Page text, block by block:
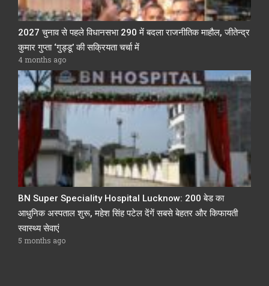
2027 चुनाव से पहले विधानसभा 290 में बदला राजनीतिक माहौल, जीतेन्द्र
कुमार गुप्ता ‘गुड्डू’ की सक्रियता चर्चा में
4 months ago
BN Super Speciality Hospital Lucknow: 200 बेड का
आधुनिक अस्पताल शुरू, महेश सिंह पटेल देंगें सबसे बेहतर और किफायती
स्वास्थ्य सेवाएं
5 months ago